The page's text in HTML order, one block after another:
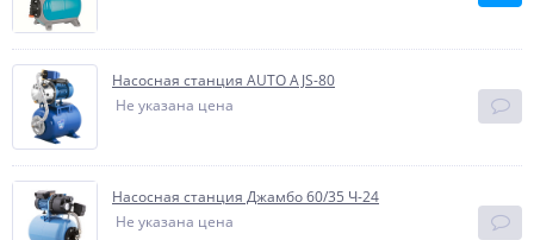
Насосная станция AUTO AJS-80
Не указана цена
Насосная станция Джамбо 60/35 Ч-24
Не указана цена